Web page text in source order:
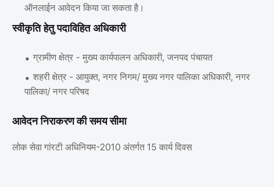
ऑनलाईन आवेदन किया जा सकता है।
स्‍वीकृति हेतु पदाविहित अधिकारी
ग्रामीण क्षेत्र - मुख्य कार्यपालन अधिकारी, जनपद पंचायत
शहरी क्षेत्र - आयुक्त, नगर निगम/ मुख्य नगर पालिका अधिकारी, नगर
पालिका/ नगर परिषद
आवेदन निराकरण की समय सीमा
लोक सेवा गांरटी अधिनियम-2010 अंतर्गत 15 कार्य दिवस